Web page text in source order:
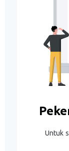
Untuk